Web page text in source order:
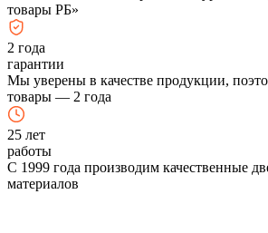
товары РБ»
2 года
гарантии
Мы уверены в качестве продукции,
товары — 2 года
25 лет
работы
С 1999 года производим качественные
материалов